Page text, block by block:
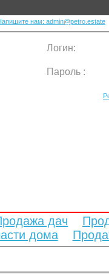
нам: admin@petro.estate
Логин:
Пароль :
дач
дома